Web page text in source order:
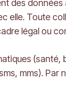
des
Toute
légal ou
mms).